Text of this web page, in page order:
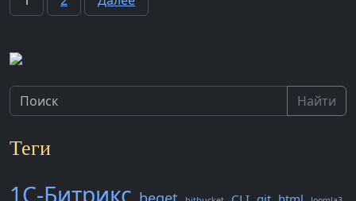
Найти
Теги
1С-Битрикс